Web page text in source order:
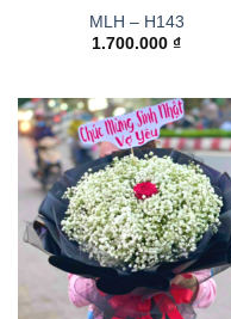
MLH – H143
1.700.000 ₫